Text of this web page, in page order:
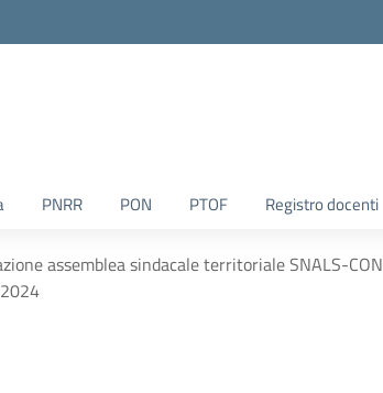
PNRR PON PTOF Registro docenti
assemblea sindacale territoriale SNALS-